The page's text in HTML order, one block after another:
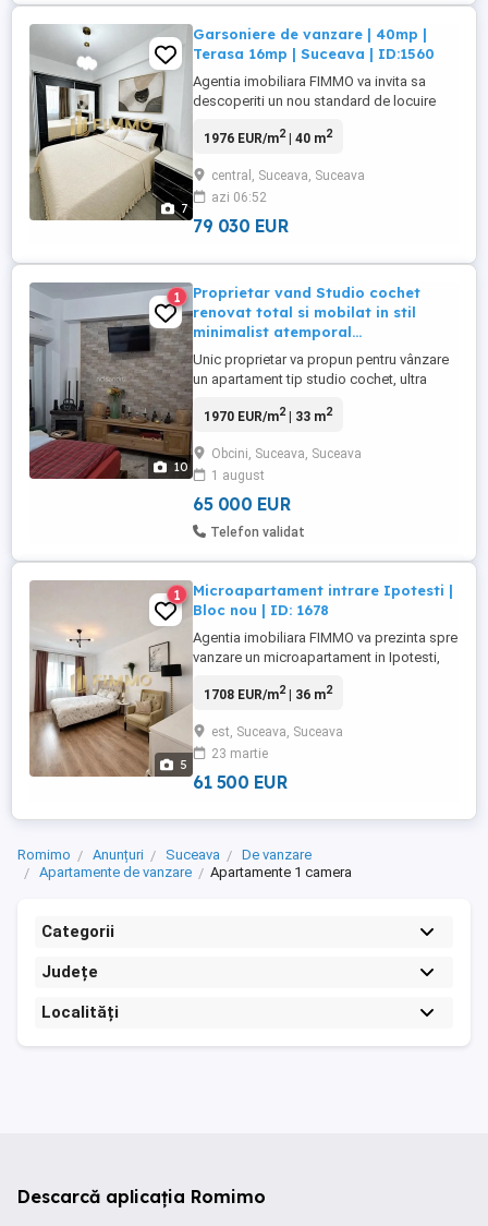
7
Garsoniere de vanzare | 40mp |
Terasa 16mp | Suceava | ID:1560
Agentia imobiliara FIMMO va invita sa
descoperiti un nou standard de locuire
confortul, eleganta si functionalitatea se
apartamente de vanzare situate in blocuri
moderne, termen finalizare 2026,
concepute pentru a satisface cele mai ...
1976 EUR/m2| 40 m2
central, Suceava, Suceava
azi 06:52
79 030 EUR
10
1
Proprietar vand Studio cochet
renovat total si mobilat in stil
minimalist atemporal...
Unic proprietar va propun pentru vânzare
un apartament tip studio cochet, ultra
situat in cartierul Obcini la 4 minute de
atmosferă plină de eleganță și confort,
care va face viața de zi cu zi cu adevărat
specială. Pășiți ...
1970 EUR/m2| 33 m2
Obcini, Suceava, Suceava
1 august
65 000 EUR
Telefon validat
5
1
Microapartament intrare Ipotesti |
Bloc nou | ID: 1678
Agentia imobiliara FIMMO va prezinta spre
vanzare un microapartament in Ipotesti,
de Centrul Sucevei. Garsoniera este
situata la etajul 1 din 3. Compartimentare: -
dormitor; - bucatarie, - baie; - hol:
Garsoniera se vinde ...
1708 EUR/m2| 36 m2
est, Suceava, Suceava
23 martie
61 500 EUR
Romimo Anunțuri Suceava
De vanzare
Apartamente de vanzare
Apartamente 1 camera
Categorii
Județe
Localități
Descarcă aplicația Romimo